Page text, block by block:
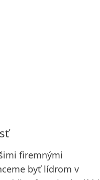
firemnými
byť lídrom v